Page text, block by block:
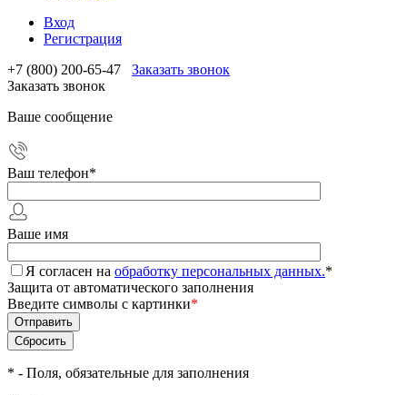
Вход
Регистрация
+7 (800) 200-65-47
Заказать звонок
Заказать звонок
Ваше сообщение
Ваш телефон*
Ваше имя
Я согласен на обработку персональных данных.*
Защита от автоматического заполнения
Введите символы с картинки*
* - Поля, обязательные для заполнения